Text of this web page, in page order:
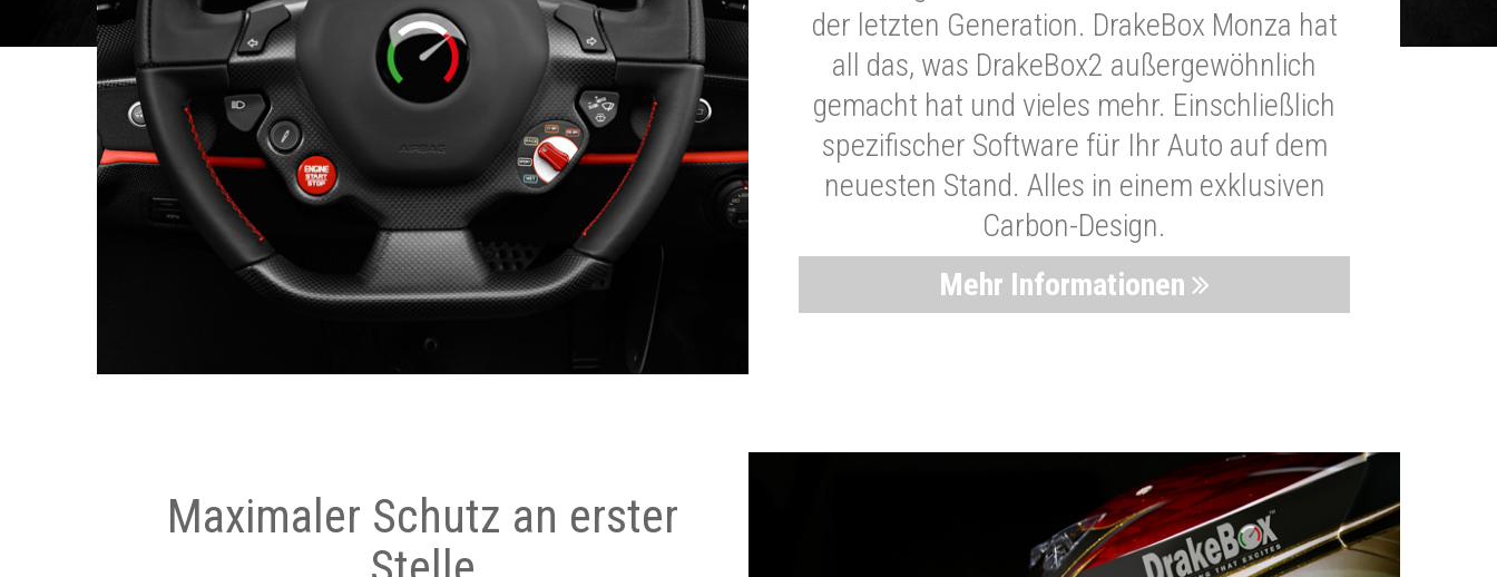
der letzten Generation. DrakeBox Monza hat
all das, was DrakeBox2 außergewöhnlich
gemacht hat und vieles mehr. Einschließlich
spezifischer Software für Ihr Auto auf dem
neuesten Stand. Alles in einem exklusiven
Carbon-Design.
Mehr Informationen
Maximaler Schutz an erster